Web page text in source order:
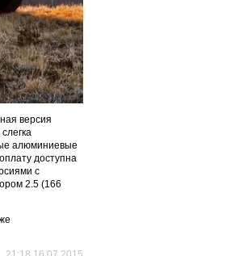
версия
алюминиевые
доступна
с
2.5 (166